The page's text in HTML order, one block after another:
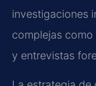
investigaciones
complejas
y entrevistas